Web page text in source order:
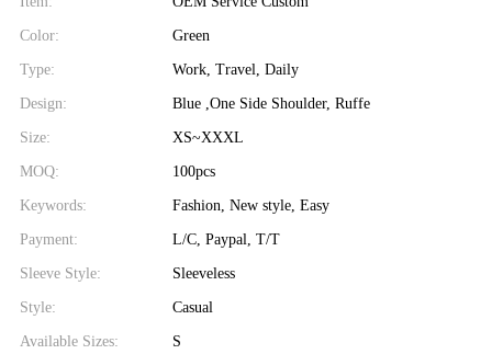
Color: Green
Type: Work, Travel, Daily
Design: Blue ,One Side Shoulder, Ruffe
Size: XS~XXXL
MOQ: 100pcs
Keywords: Fashion, New style, Easy
Payment: L/C, Paypal, T/T
Sleeve Style: Sleeveless
Style: Casual
Available Sizes: S